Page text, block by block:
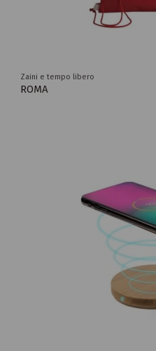
Zaini e tempo libero
ROMA